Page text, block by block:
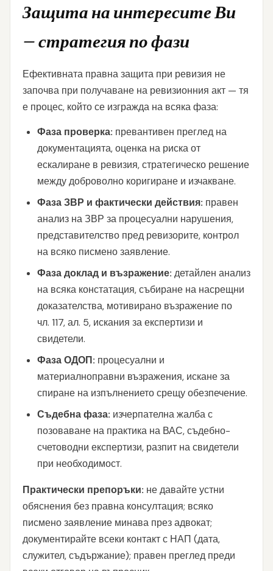
Защита на интересите Ви
— стратегия по фази
Ефективната правна защита при ревизия не
започва при получаване на ревизионния акт — тя
е процес, който се изгражда на всяка фаза:
Фаза проверка: превантивен преглед на
документацията, оценка на риска от
ескалиране в ревизия, стратегическо решение
между доброволно коригиране и изчакване.
Фаза ЗВР и фактически действия: правен
анализ на ЗВР за процесуални нарушения,
представителство пред ревизорите, контрол
на всяко писмено заявление.
Фаза доклад и възражение: детайлен анализ
на всяка констатация, събиране на насрещни
доказателства, мотивирано възражение по
чл. 117, ал. 5, искания за експертизи и
свидетели.
Фаза ОДОП: процесуални и
материалноправни възражения, искане за
спиране на изпълнението срещу обезпечение.
Съдебна фаза: изчерпателна жалба с
позоваване на практика на ВАС, съдебно-
счетоводни експертизи, разпит на свидетели
при необходимост.
Практически препоръки: не давайте устни
обяснения без правна консултация; всяко
писмено заявление минава през адвокат;
документирайте всеки контакт с НАП (дата,
служител, съдържание); правен преглед преди